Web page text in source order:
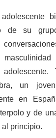
de su
un
en
y de
al principio.